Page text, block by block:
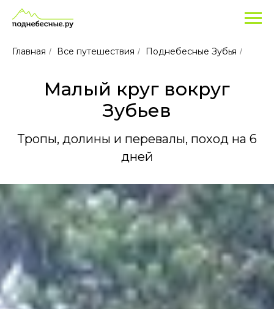
Главная / Все путешествия / Поднебесные Зубья /
Малый круг вокруг
Зубьев
Тропы, долины и перевалы, поход на 6
дней